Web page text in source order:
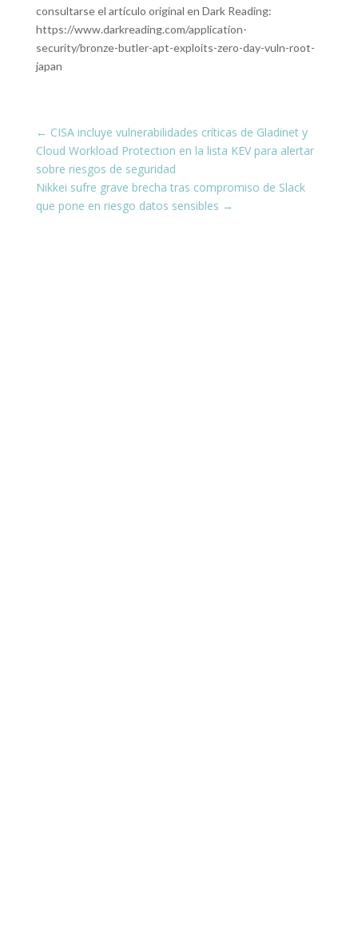
consultarse el artículo original en Dark Reading:
https://www.darkreading.com/application-
security/bronze-butler-apt-exploits-zero-day-vuln-root-
japan
← CISA incluye vulnerabilidades críticas de Gladinet y
Cloud Workload Protection en la lista KEV para alertar
sobre riesgos de seguridad
Nikkei sufre grave brecha tras compromiso de Slack
que pone en riesgo datos sensibles →